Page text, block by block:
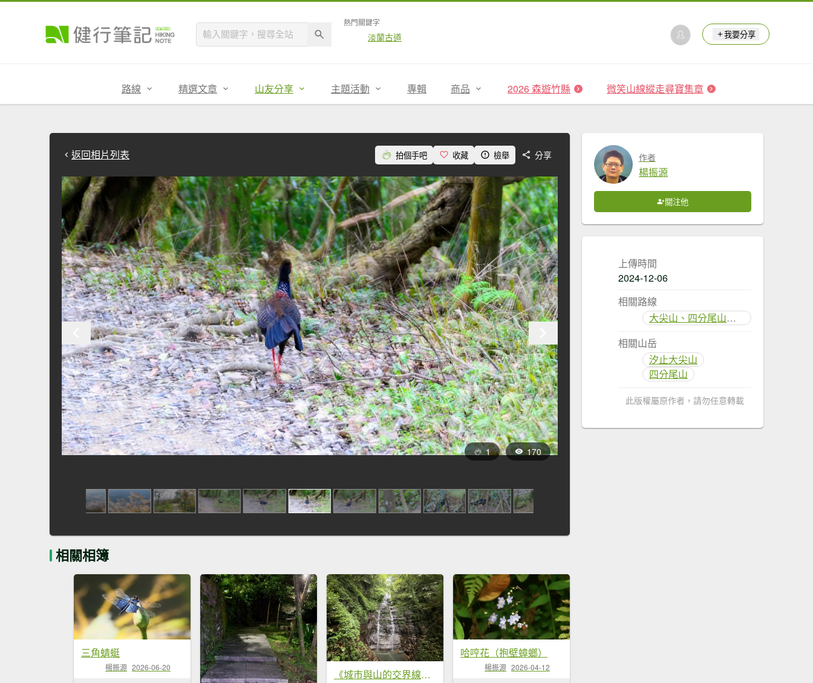
熱門關鍵字
淡蘭古道 我要分享
路線 精選文章 山友分享 主題活動 專輯 商品 2026 森遊竹縣 微笑山線縱走尋寶集章
返回相片列表 拍個手吧 收藏 檢舉 分享
1 170
相關相簿
三角蜻蜓
楊振源 2026-06-20
《城市與山的交界線｜大尖山連走四分尾山》O繞路線＋秀峰瀑布＋遇見養蜂人🐝
哈哼花（抱壁蟑螂）
楊振源 2026-04-12
作者
楊振源
關注他
上傳時間
2024-12-06
相關路線
大尖山、四分尾山步道
相關山岳
汐止大尖山
四分尾山
此版權屬原作者，請勿任意轉載